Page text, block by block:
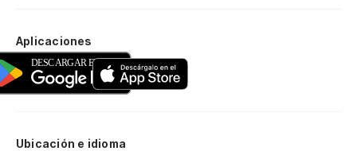
Aplicaciones
Ubicación e idioma